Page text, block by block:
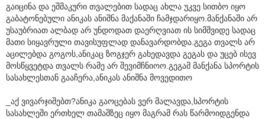
გაიცინა და ეშმაკური თვალებით სადაც ახლა უკვე სითბო იყო
გაბატონებული ანიკას ანიშნა მაქანაში ჩამჯდარიყო.მანქანაში არ
უსაუბრიათ ალბად არ უნდოდათ დაერღვიათ ის სიმშვიდე სადაც
მათი სიყავრული თავისუფლად დანავარდობდა.გეგა თვალს არ
აცილებდა გოგოს,ანიკაც ზოგჯერ გახედავდა გეგას და უცებ ისევ
მოსწყვეტდა თვალს რამე არ შევიმჩნიოო.გეგამ მანქანა სპორტის
სასახლესთან გააჩერა,ანიკას ანიშნა მოვედითო
_აქ ვივარჯიშებთ?ანიკა გაოცებას ვერ მალავდა,სპორტის
სასახლეში ერთხელ თამაშზეც იყო მაგრამ რას წარმოიდგენდა